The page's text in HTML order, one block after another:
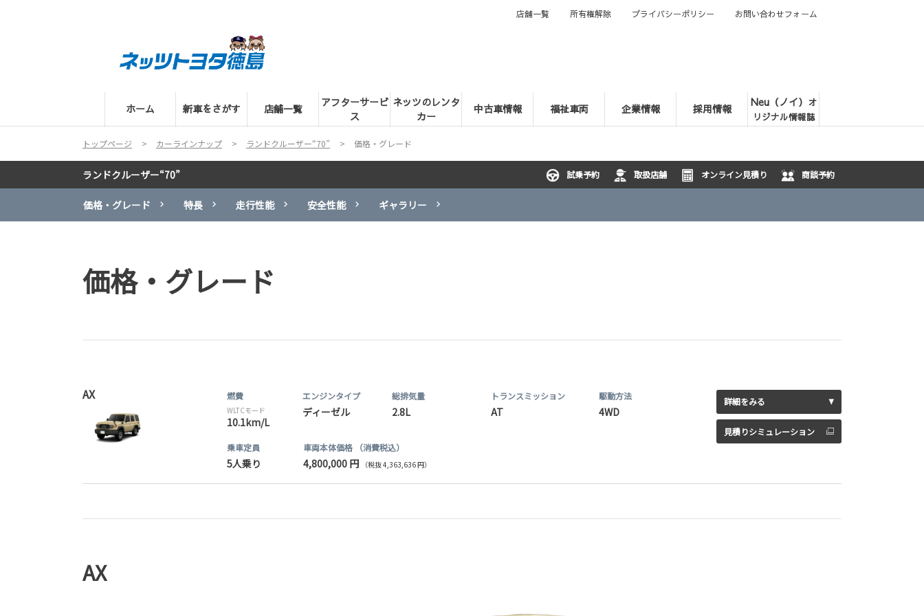
ホーム 新車をさがす 店舗一覧
アフターサービ
ス
ネッツのレンタ
カー
中古車情報 福祉車両 企業情報 採用情報 Neu（ノイ） オ
リジナル情報誌
店舗一覧 所有権解除 プライバシーポリシー お問い合わせフォーム
トップページ カーラインナップ ランドクルーザー“70” 価格・グレード
ランドクルーザー“70” 試乗予約 取扱店舗 オンライン見積り 商談予約
価格・グレード 特長 走行性能 安全性能 ギャラリー
価格・グレード
AX 燃費
WLTCモード
10.1km/L
エンジンタイプ
ディーゼル
総排気量
2.8L
トランスミッション
AT
駆動方法
4WD
乗車定員
5人乗り
車両本体価格 （消費税込）
4,800,000 円 （税抜 4,363,636 円）
詳細をみる
見積りシミュレーション
AX